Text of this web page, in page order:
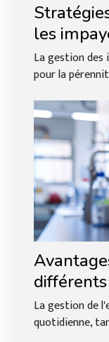
les
La gestion des
pour la
d'eau
La gestion de
quotidienne,